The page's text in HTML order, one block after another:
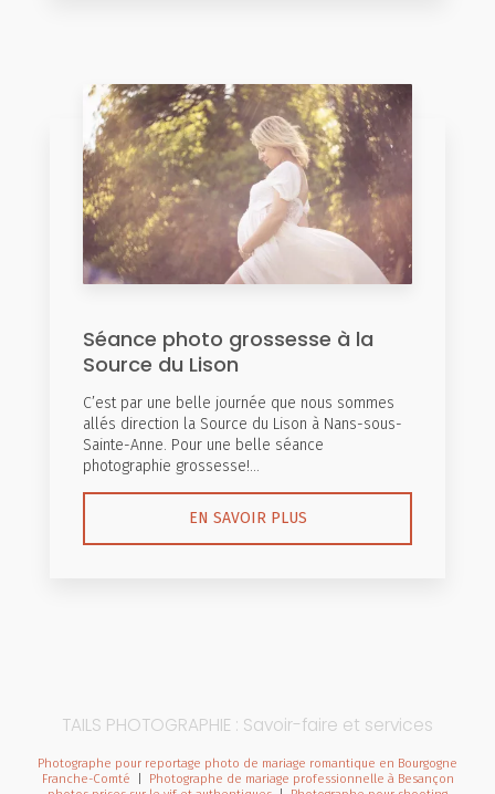
Séance photo grossesse à la
Source du Lison
C’est par une belle journée que nous sommes
allés direction la Source du Lison à Nans-sous-
Sainte-Anne. Pour une belle séance
photographie grossesse!...
EN SAVOIR PLUS
TAILS PHOTOGRAPHIE : Savoir-faire et services
Photographe pour reportage photo de mariage romantique en Bourgogne
Franche-Comté
Photographe de mariage professionnelle à Besançon